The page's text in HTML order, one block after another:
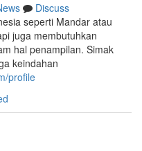
Discuss
seperti Mandar atau
juga membutuhkan
hal penampilan. Simak
keindahan
profile